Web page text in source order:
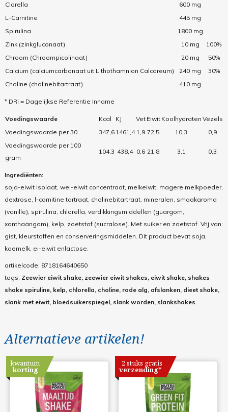
Clorella
600 mg
L-Carnitine
445 mg
Spirulina
1800 mg
Zink (zinkgluconaat) 10 mg
100%
Chroom (Chroompicolinaat) 20 mg
50%
Calcium (calciumcarbonaat uit Lithothamnion Calcareum)
240 mg
30%
Choline (cholinebitartraat)
410 mg
* DRI = Dagelijkse Referentie Inname
Voedingswaarde Kcal KJ Vet Eiwit Koolhydraten Vezels
Voedingswaarde per 30
347,6 1461,4 1,9 72,5 10,3
0,9
Voedingswaarde per 100
gram
104,3 438,4 0,6 21,8 3,1 0,3
Ingrediënten:
soja-eiwit isolaat, wei-eiwit concentraat, melkeiwit, magere melkpoeder,
dextrose, l-carnitine tartraat, cholinebitartraat, mineralen, smaakaroma
(vanille), spirulina, chlorella, verdikkingsmiddellen (guargom,
xanthaangom), kelp, zoetstof (sucralose). Met suiker en zoetstof. Vrij van:
gist, kleurstoffen en conserveringsmiddelen. Dit product bevat soja,
koemelk, ei-eiwit enlactose.
artikelcode: 8718164640650
tags: Zeewier eiwit shake, zeewier eiwit shakes, eiwit shake, shakes
shake spiruline, kelp, chlorella, choline, rode alg, afslanken, dieet shake,
slank met eiwit, bloedsuikerspiegel, slank worden, slankshakes
Alternatieve artikelen!
kwantum
korting
2 stuks gratis
verzending*